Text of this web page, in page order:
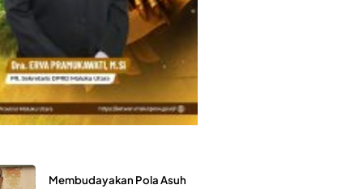
Membudayakan Pola Asuh